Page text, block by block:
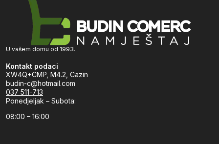
U vašem domu od 1993.
Kontakt podaci
XW4Q+CMP, M4.2, Cazin
budin-c@hotmail.com
037 511-713
Ponedjeljak – Subota:
08:00 – 16:00